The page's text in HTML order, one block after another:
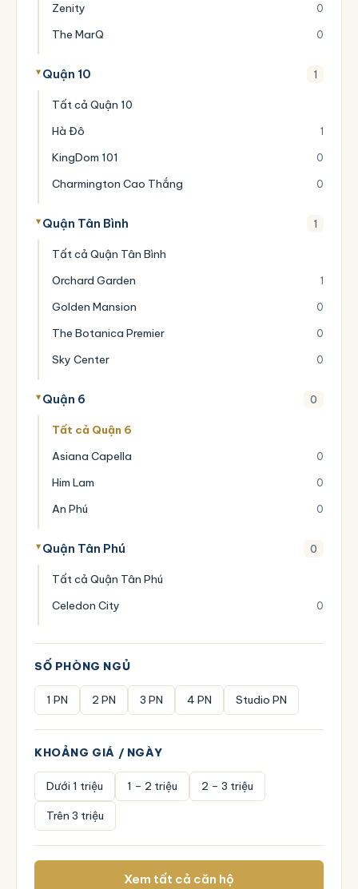
Zenity 0
The MarQ 0
Quận 10 1
Tất cả Quận 10
Hà Đô
1
KingDom 101 0
Charmington Cao Thắng 0
Quận Tân Bình 1
Tất cả Quận Tân Bình
Orchard Garden
1
Golden Mansion 0
The Botanica Premier 0
Sky Center 0
Quận 6 0
Tất cả Quận 6
Asiana Capella
0
Him Lam 0
An Phú 0
Quận Tân Phú 0
Tất cả Quận Tân Phú
Celedon City
0
SỐ PHÒNG NGỦ
1 PN 2 PN 3 PN 4 PN Studio PN
KHOẢNG GIÁ / NGÀY
Dưới 1 triệu 1 – 2 triệu 2 – 3 triệu
Trên 3 triệu
Xem tất cả căn hộ